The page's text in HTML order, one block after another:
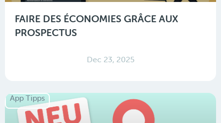
FAIRE DES ÉCONOMIES GRÂCE AUX
PROSPECTUS
Dec 23, 2025
App Tipps